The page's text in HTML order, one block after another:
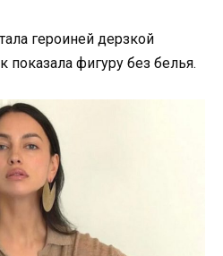
героиней дерзкой
фигуру без белья.